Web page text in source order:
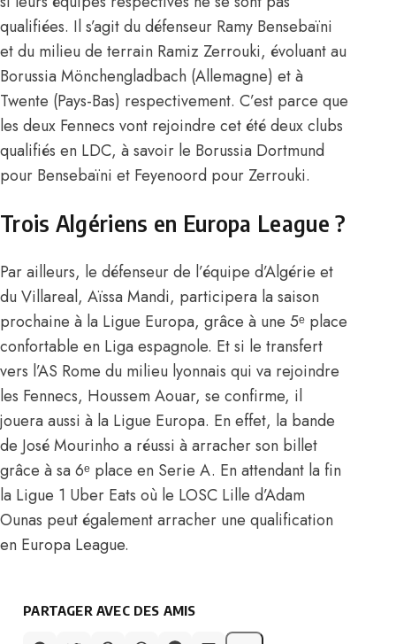
qualifiées. Il s’agit du défenseur Ramy Bensebaïni
et du milieu de terrain Ramiz Zerrouki, évoluant au
Borussia Mönchengladbach (Allemagne) et à
Twente (Pays-Bas) respectivement. C’est parce que
les deux Fennecs vont rejoindre cet été deux clubs
qualifiés en LDC, à savoir le Borussia Dortmund
pour Bensebaïni et Feyenoord pour Zerrouki.
Trois Algériens en Europa League ?
Par ailleurs, le défenseur de l’équipe d’Algérie et
du Villareal, Aïssa Mandi, participera la saison
prochaine à la Ligue Europa, grâce à une 5ᵉ place
confortable en Liga espagnole. Et si le transfert
vers l’AS Rome du milieu lyonnais qui va rejoindre
les Fennecs, Houssem Aouar, se confirme, il
jouera aussi à la Ligue Europa. En effet, la bande
de José Mourinho a réussi à arracher son billet
grâce à sa 6ᵉ place en Serie A. En attendant la fin
la Ligue 1 Uber Eats où le LOSC Lille d’Adam
Ounas peut également arracher une qualification
en Europa League.
PARTAGER AVEC DES AMIS